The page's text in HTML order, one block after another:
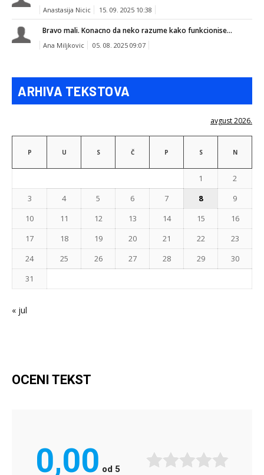
Anastasija Nicic 15. 09. 2025 10:38
Bravo mali. Konacno da neko razume kako funkcionise...
Ana Miljkovic 05. 08. 2025 09:07
ARHIVA TEKSTOVA
avgust 2026.
P U S Č P S N
1
2
3
4 5 6 7 8
9
10
11 12 13 14 15
16
17
18 19 20 21 22
23
24
25 26 27 28 29
30
31
« jul
OCENI TEKST
0,00 od 5